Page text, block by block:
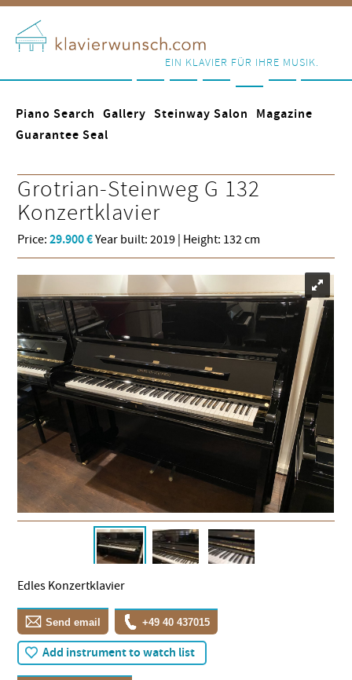
EIN KLAVIER FÜR IHRE MUSIK.
Piano Search Gallery Steinway Salon
Magazine
Guarantee Seal
Grotrian-Steinweg G 132
Konzertklavier
Price:29.900 €Year built: 2019 | Height: 132 cm
Edles Konzertklavier
Send email +49 40 437015
Add instrument to watch list